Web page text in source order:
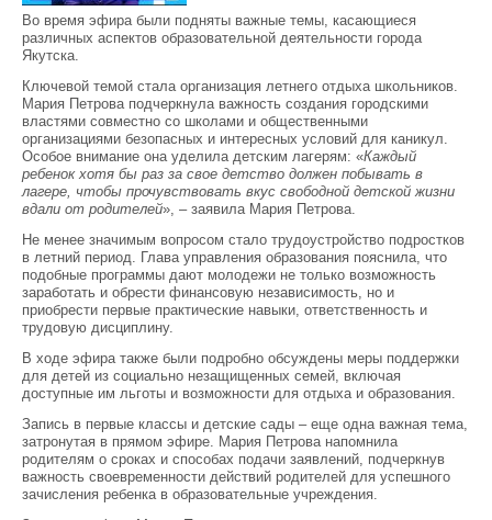
Во время эфира были подняты важные темы, касающиеся
различных аспектов образовательной деятельности города
Якутска.
Ключевой темой стала организация летнего отдыха школьников.
Мария Петрова подчеркнула важность создания городскими
властями совместно со школами и общественными
организациями безопасных и интересных условий для каникул.
Особое внимание она уделила детским лагерям: «Каждый
ребенок хотя бы раз за свое детство должен побывать в
лагере, чтобы прочувствовать вкус свободной детской жизни
вдали от родителей», – заявила Мария Петрова.
Не менее значимым вопросом стало трудоустройство подростков
в летний период. Глава управления образования пояснила, что
подобные программы дают молодежи не только возможность
заработать и обрести финансовую независимость, но и
приобрести первые практические навыки, ответственность и
трудовую дисциплину.
В ходе эфира также были подробно обсуждены меры поддержки
для детей из социально незащищенных семей, включая
доступные им льготы и возможности для отдыха и образования.
Запись в первые классы и детские сады – еще одна важная тема,
затронутая в прямом эфире. Мария Петрова напомнила
родителям о сроках и способах подачи заявлений, подчеркнув
важность своевременности действий родителей для успешного
зачисления ребенка в образовательные учреждения.